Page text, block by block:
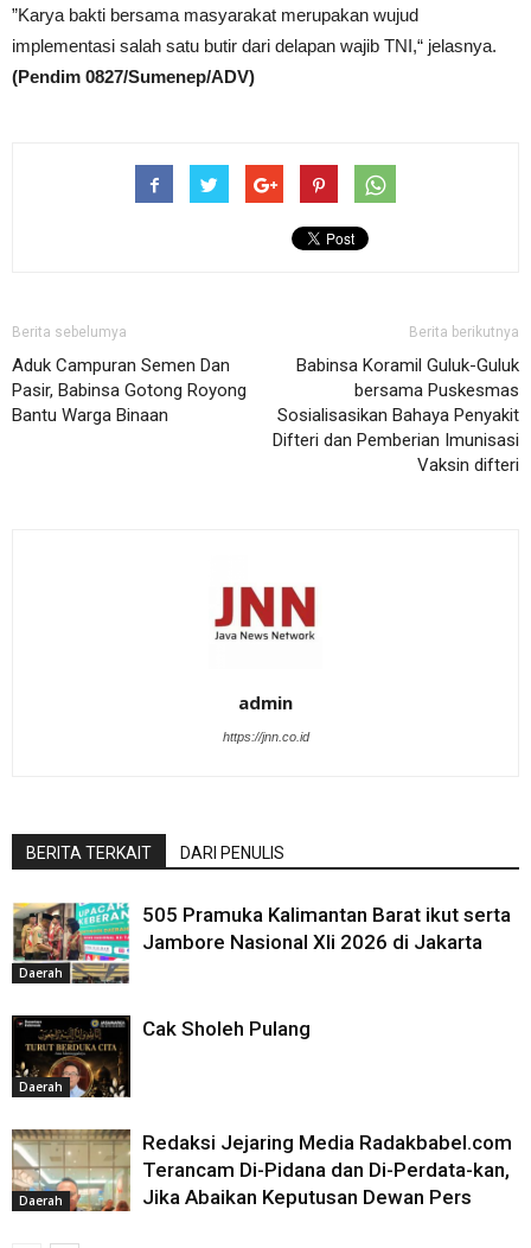
”Karya bakti bersama masyarakat merupakan wujud
implementasi salah satu butir dari delapan wajib TNI,“ jelasnya.
(Pendim 0827/Sumenep/ADV)
Berita sebelumya
Aduk Campuran Semen Dan
Pasir, Babinsa Gotong Royong
Bantu Warga Binaan
Berita berikutnya
Babinsa Koramil Guluk-Guluk
bersama Puskesmas
Sosialisasikan Bahaya Penyakit
Difteri dan Pemberian Imunisasi
Vaksin difteri
admin
https://jnn.co.id
BERITA TERKAIT DARI PENULIS
Daerah
505 Pramuka Kalimantan Barat ikut serta
Jambore Nasional XIi 2026 di Jakarta
Daerah
Cak Sholeh Pulang
Daerah
Redaksi Jejaring Media Radakbabel.com
Terancam Di-Pidana dan Di-Perdata-kan,
Jika Abaikan Keputusan Dewan Pers